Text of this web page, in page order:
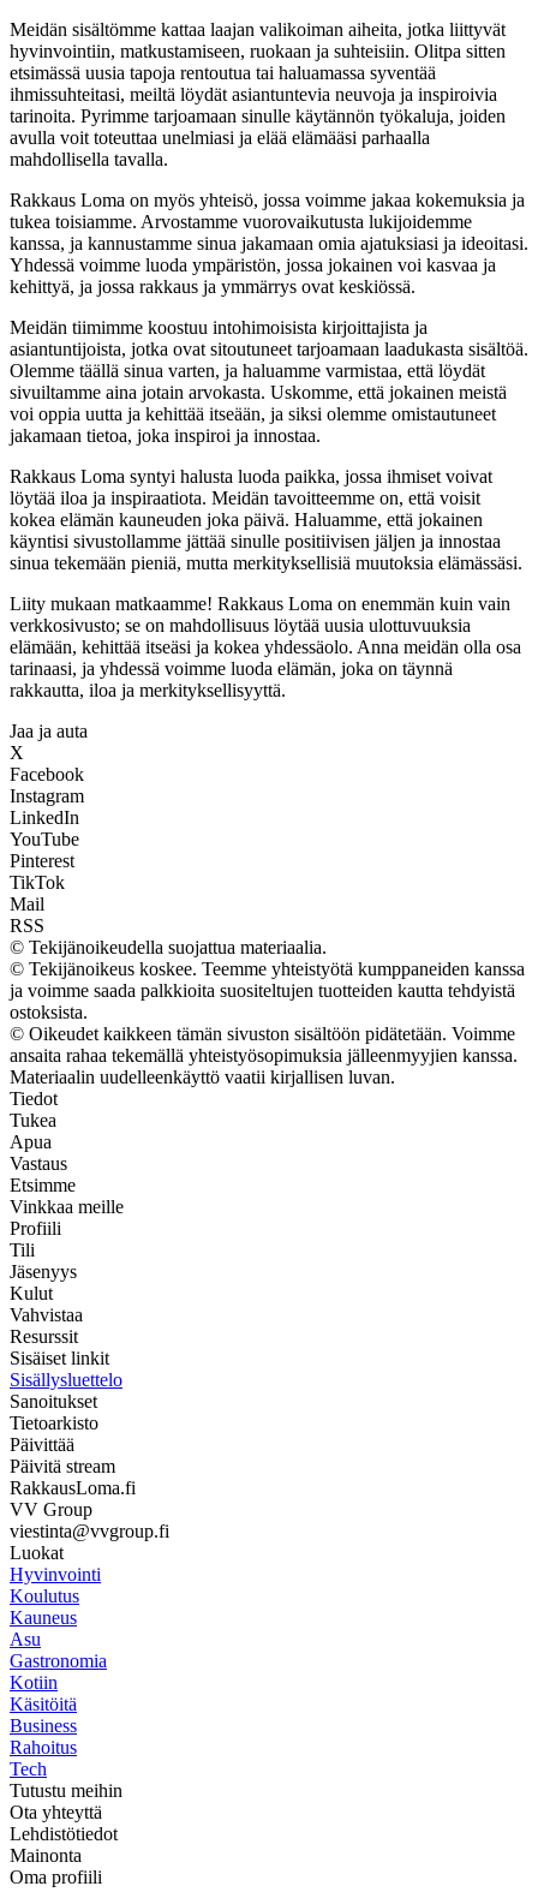
Meidän sisältömme kattaa laajan valikoiman aiheita, jotka liittyvät
hyvinvointiin, matkustamiseen, ruokaan ja suhteisiin. Olitpa sitten
etsimässä uusia tapoja rentoutua tai haluamassa syventää
ihmissuhteitasi, meiltä löydät asiantuntevia neuvoja ja inspiroivia
tarinoita. Pyrimme tarjoamaan sinulle käytännön työkaluja, joiden
avulla voit toteuttaa unelmiasi ja elää elämääsi parhaalla
mahdollisella tavalla.
Rakkaus Loma on myös yhteisö, jossa voimme jakaa kokemuksia ja
tukea toisiamme. Arvostamme vuorovaikutusta lukijoidemme
kanssa, ja kannustamme sinua jakamaan omia ajatuksiasi ja ideoitasi.
Yhdessä voimme luoda ympäristön, jossa jokainen voi kasvaa ja
kehittyä, ja jossa rakkaus ja ymmärrys ovat keskiössä.
Meidän tiimimme koostuu intohimoisista kirjoittajista ja
asiantuntijoista, jotka ovat sitoutuneet tarjoamaan laadukasta sisältöä.
Olemme täällä sinua varten, ja haluamme varmistaa, että löydät
sivuiltamme aina jotain arvokasta. Uskomme, että jokainen meistä
voi oppia uutta ja kehittää itseään, ja siksi olemme omistautuneet
jakamaan tietoa, joka inspiroi ja innostaa.
Rakkaus Loma syntyi halusta luoda paikka, jossa ihmiset voivat
löytää iloa ja inspiraatiota. Meidän tavoitteemme on, että voisit
kokea elämän kauneuden joka päivä. Haluamme, että jokainen
käyntisi sivustollamme jättää sinulle positiivisen jäljen ja innostaa
sinua tekemään pieniä, mutta merkityksellisiä muutoksia elämässäsi.
Liity mukaan matkaamme! Rakkaus Loma on enemmän kuin vain
verkkosivusto; se on mahdollisuus löytää uusia ulottuvuuksia
elämään, kehittää itseäsi ja kokea yhdessäolo. Anna meidän olla osa
tarinaasi, ja yhdessä voimme luoda elämän, joka on täynnä
rakkautta, iloa ja merkityksellisyyttä.
Jaa ja auta
X
Facebook
Instagram
LinkedIn
YouTube
Pinterest
TikTok
Mail
RSS
© Tekijänoikeudella suojattua materiaalia.
© Tekijänoikeus koskee. Teemme yhteistyötä kumppaneiden kanssa
ja voimme saada palkkioita suositeltujen tuotteiden kautta tehdyistä
ostoksista.
© Oikeudet kaikkeen tämän sivuston sisältöön pidätetään. Voimme
ansaita rahaa tekemällä yhteistyösopimuksia jälleenmyyjien kanssa.
Materiaalin uudelleenkäyttö vaatii kirjallisen luvan.
Tiedot
Tukea
Apua
Vastaus
Etsimme
Vinkkaa meille
Profiili
Tili
Jäsenyys
Kulut
Vahvistaa
Resurssit
Sisäiset linkit
Sisällysluettelo
Sanoitukset
Tietoarkisto
Päivittää
Päivitä stream
RakkausLoma.fi
VV Group
viestinta@vvgroup.fi
Luokat
Hyvinvointi
Koulutus
Kauneus
Asu
Gastronomia
Kotiin
Käsitöitä
Business
Rahoitus
Tech
Tutustu meihin
Ota yhteyttä
Lehdistötiedot
Mainonta
Oma profiili